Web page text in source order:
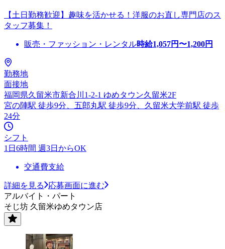
【土日勤務歓迎】趣味を活かせる！洋服のお直し専門店のス
タッフ募集！
販売・ファッション・レンタル時給1,057円〜1,200円
勤務地
面接地
福岡県久留米市新合川1-2-1 ゆめタウン久留米2F
宮の陣駅 徒歩9分、五郎丸駅 徒歩9分、久留米大学前駅 徒歩
24分
シフト
1日6時間 週3日からOK
交通費支給
詳細を見る
応募画面に進む
アルバイト・パート
そじ坊 久留米ゆめタウン店